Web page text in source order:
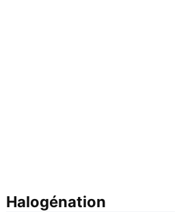
Halogénation